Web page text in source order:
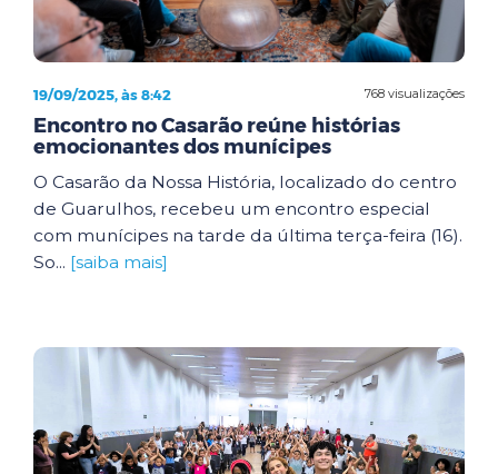
768 visualizações
19/09/2025, às 8:42
Encontro no Casarão reúne histórias
emocionantes dos munícipes
O Casarão da Nossa História, localizado do centro
de Guarulhos, recebeu um encontro especial
com munícipes na tarde da última terça-feira (16).
So... [saiba mais]